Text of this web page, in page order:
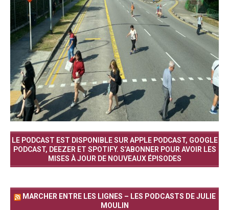
LE PODCAST EST DISPONIBLE SUR APPLE PODCAST, GOOGLE
PODCAST, DEEZER ET SPOTIFY. S’ABONNER POUR AVOIR LES
MISES À JOUR DE NOUVEAUX ÉPISODES
MARCHER ENTRE LES LIGNES – LES PODCASTS DE JULIE
MOULIN